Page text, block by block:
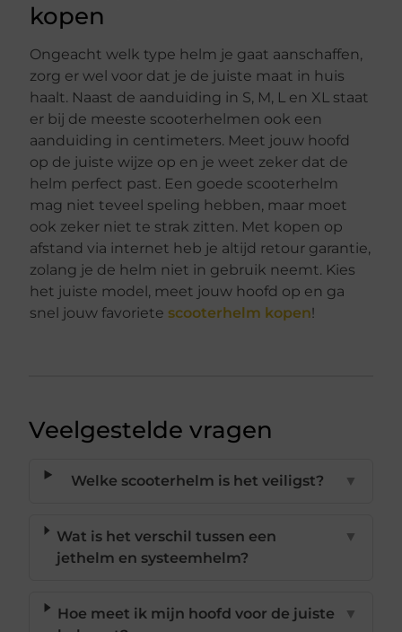
kopen
Ongeacht welk type helm je gaat aanschaffen,
zorg er wel voor dat je de juiste maat in huis
haalt. Naast de aanduiding in S, M, L en XL staat
er bij de meeste scooterhelmen ook een
aanduiding in centimeters. Meet jouw hoofd
op de juiste wijze op en je weet zeker dat de
helm perfect past. Een goede scooterhelm
mag niet teveel speling hebben, maar moet
ook zeker niet te strak zitten. Met kopen op
afstand via internet heb je altijd retour garantie,
zolang je de helm niet in gebruik neemt. Kies
het juiste model, meet jouw hoofd op en ga
snel jouw favoriete scooterhelm kopen!
Veelgestelde vragen
Welke scooterhelm is het veiligst? ▼
Wat is het verschil tussen een
jethelm en systeemhelm?
▼
Hoe meet ik mijn hoofd voor de juiste
▼